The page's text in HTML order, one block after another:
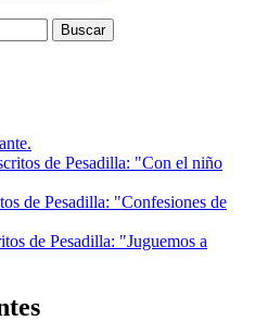
de Pesadilla: "Con el niño
de Pesadilla: "Confesiones de
de Pesadilla: "Juguemos a